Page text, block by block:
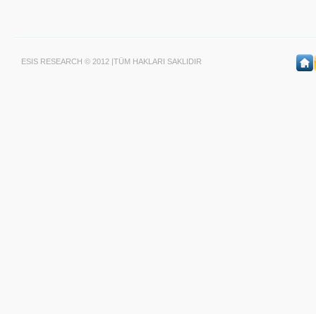
ESIS RESEARCH © 2012 |TÜM HAKLARI SAKLIDIR